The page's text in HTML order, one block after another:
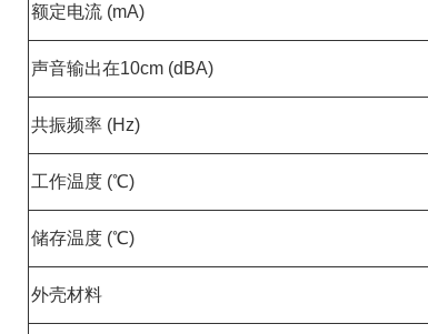
额定电流 (mA)
声音输出在10cm (dBA)
共振频率 (Hz)
工作温度(℃)
储存温度 (℃)
外壳材料